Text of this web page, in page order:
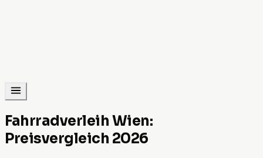
Fahrradverleih Wien:
Preisvergleich 2026